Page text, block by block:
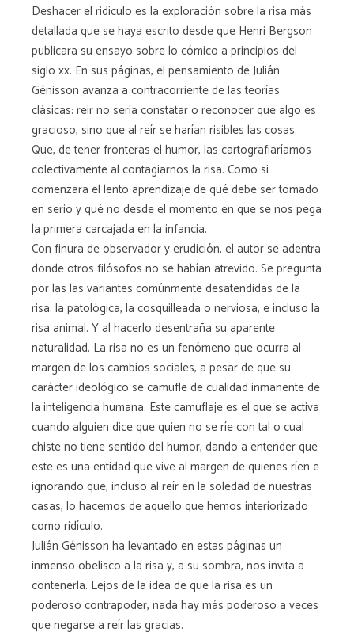
Deshacer el ridículo es la exploración sobre la risa más
detallada que se haya escrito desde que Henri Bergson
publicara su ensayo sobre lo cómico a principios del
siglo xx. En sus páginas, el pensamiento de Julián
Génisson avanza a contracorriente de las teorías
clásicas: reír no sería constatar o reconocer que algo es
gracioso, sino que al reír se harían risibles las cosas.
Que, de tener fronteras el humor, las cartografiaríamos
colectivamente al contagiarnos la risa. Como si
comenzara el lento aprendizaje de qué debe ser tomado
en serio y qué no desde el momento en que se nos pega
la primera carcajada en la infancia.
Con finura de observador y erudición, el autor se adentra
donde otros filósofos no se habían atrevido. Se pregunta
por las las variantes comúnmente desatendidas de la
risa: la patológica, la cosquilleada o nerviosa, e incluso la
risa animal. Y al hacerlo desentraña su aparente
naturalidad. La risa no es un fenómeno que ocurra al
margen de los cambios sociales, a pesar de que su
carácter ideológico se camufle de cualidad inmanente de
la inteligencia humana. Este camuflaje es el que se activa
cuando alguien dice que quien no se ríe con tal o cual
chiste no tiene sentido del humor, dando a entender que
este es una entidad que vive al margen de quienes ríen e
ignorando que, incluso al reír en la soledad de nuestras
casas, lo hacemos de aquello que hemos interiorizado
como ridículo.
Julián Génisson ha levantado en estas páginas un
inmenso obelisco a la risa y, a su sombra, nos invita a
contenerla. Lejos de la idea de que la risa es un
poderoso contrapoder, nada hay más poderoso a veces
que negarse a reír las gracias.